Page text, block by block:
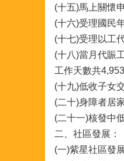
(十五)馬上關懷
(十六)受理國民
(十七)受理以工
(十八)當月代賑
工作天數共4,953
(十九)低收子女
(二十)身障者居
(二十一)核發中
二、社區發展：
(一)紫星社區發